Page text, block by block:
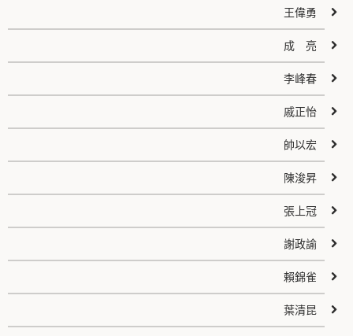
王偉勇
成 亮
李峰春
戚正怡
帥以宏
陳浚昇
張上冠
謝政諭
賴錦雀
葉清昆